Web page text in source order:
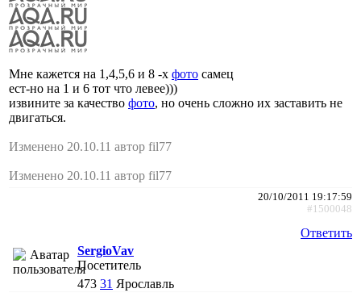
Мне кажется на 1,4,5,6 и 8 -х фото самец
ест-но на 1 и 6 тот что левее)))
извините за качество фото, но очень сложно их заставить не
двигаться.
Изменено 20.10.11 автор fil77
Изменено 20.10.11 автор fil77
20/10/2011 19:17:59
#1500048
Ответить
SergioVav
Посетитель
473 31 Ярославль